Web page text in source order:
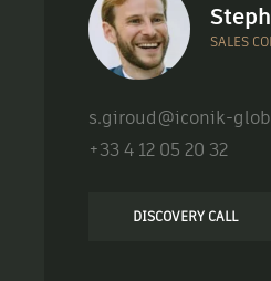
SALES
s.giroud@iconik-
+33 4 12 05 20 32
DISCOVERY CALL